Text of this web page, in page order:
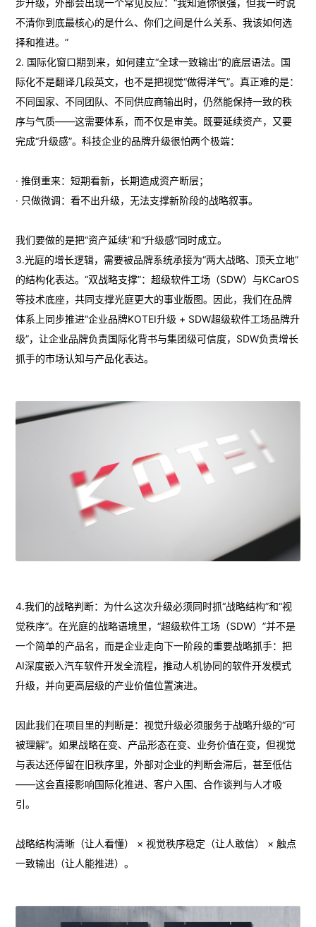
步升级，外部会出现一个常见反应：“我知道你很强，但我一时说
不清你到底最核心的是什么、你们之间是什么关系、我该如何选
择和推进。”
2. 国际化窗口期到来，如何建立“全球一致输出”的底层语法。国
际化不是翻译几段英文，也不是把视觉“做得洋气”。真正难的是：
不同国家、不同团队、不同供应商输出时，仍然能保持一致的秩
序与气质——这需要体系，而不仅是审美。既要延续资产，又要
完成“升级感”。科技企业的品牌升级很怕两个极端：
· 推倒重来：短期看新，长期造成资产断层；
· 只做微调：看不出升级，无法支撑新阶段的战略叙事。
我们要做的是把“资产延续”和“升级感”同时成立。
3.光庭的增长逻辑，需要被品牌系统承接为“两大战略、顶天立地”
的结构化表达。“双战略支撑”：超级软件工场（SDW）与KCarOS
等技术底座，共同支撑光庭更大的事业版图。因此，我们在品牌
体系上同步推进“企业品牌KOTEI升级 + SDW超级软件工场品牌升
级”，让企业品牌负责国际化背书与集团级可信度，SDW负责增长
抓手的市场认知与产品化表达。
4.我们的战略判断：为什么这次升级必须同时抓“战略结构”和“视
觉秩序”。在光庭的战略语境里，“超级软件工场（SDW）”并不是
一个简单的产品名，而是企业走向下一阶段的重要战略抓手：把
AI深度嵌入汽车软件开发全流程，推动人机协同的软件开发模式
升级，并向更高层级的产业价值位置演进。
因此我们在项目里的判断是：视觉升级必须服务于战略升级的“可
被理解”。如果战略在变、产品形态在变、业务价值在变，但视觉
与表达还停留在旧秩序里，外部对企业的判断会滞后，甚至低估
——这会直接影响国际化推进、客户入围、合作谈判与人才吸
引。
战略结构清晰（让人看懂） × 视觉秩序稳定（让人敢信） × 触点
一致输出（让人能推进）。